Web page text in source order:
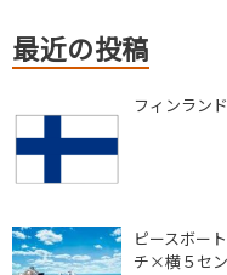
最近の投稿
フィンラン
ピースボー
チ×横５セン